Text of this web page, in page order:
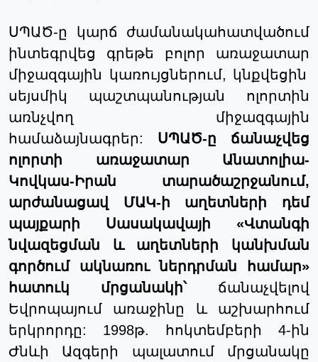
ՍՊԱԾ-ը կարճ
ժամանակահատվածում
ինտեգրվեց գրեթե բոլոր առաջատար
միջազգային կառույցներում, կնքվեցին
սեյսմիկ պաշտպանության ոլորտին
առնչվող միջազգային
համաձայնագրեր: ՍՊԱԾ-ը
ճանաչվեց
ոլորտի առաջատար Անատոլիա-
Կովկաս-Իրան տարածաշրջանում,
արժանացավ ՄԱԿ-ի աղետների դեմ
պայքարի Սասակավայի «Վտանգի
նվազեցման և աղետների կանխման
գործում ակնառու
ներդրման
համար»
հատուկ մրցանակի՝
ճանաչվելով
Եվրոպայում առաջինը և աշխարհում
երկրորդը: 1998թ. հոկտեմբերի 4-ին
Ժնևի Ազգերի պալատում մրցանակը